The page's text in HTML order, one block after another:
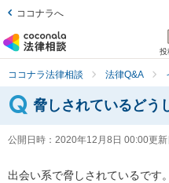
ココナラへ
投
ココナラ法律相談 法律Q&A
脅しされているどう
公開日時： 2020年12月8日 00:00更新
出会い系で脅しされているです。